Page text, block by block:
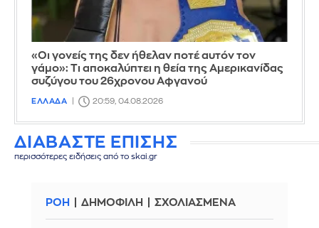
«Οι γονείς της δεν ήθελαν ποτέ αυτόν τον
γάμο»: Τι αποκαλύπτει η θεία της Αμερικανίδας
συζύγου του 26χρονου Αφγανού
ΕΛΛΑΔΑ 20:59, 04.08.2026
ΔΙΑΒΑΣΤΕ ΕΠΙΣΗΣ
περισσότερες ειδήσεις από το skai.gr
ΡΟΗ ΔΗΜΟΦΙΛΗ ΣΧΟΛΙΑΣΜΕΝΑ